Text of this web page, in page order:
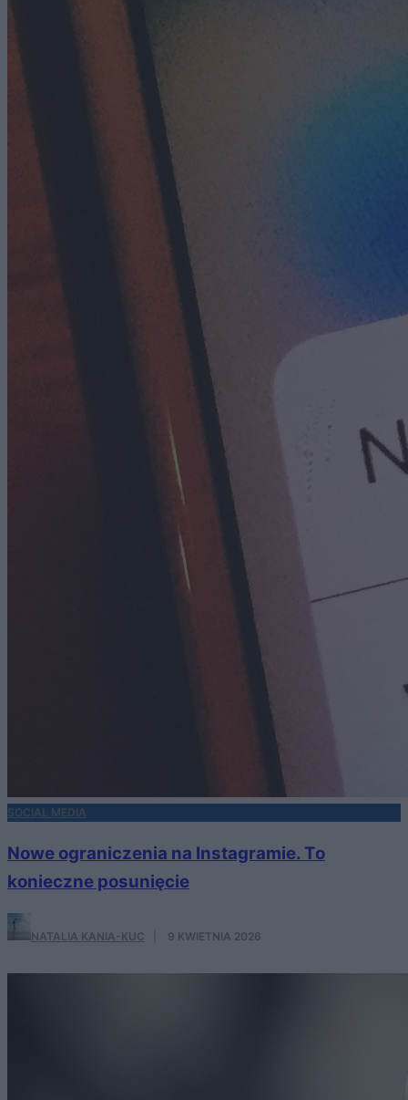
SOCIAL MEDIA
Nowe ograniczenia na Instagramie. To
konieczne posunięcie
NATALIA KANIA-KUC 9 KWIETNIA 2026